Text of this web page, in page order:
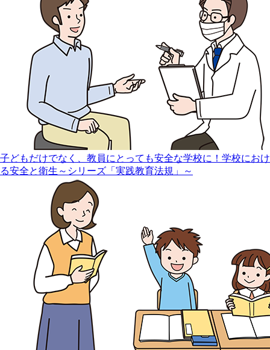
子どもだけでなく、教員にとっても安全な学校に！学校におけ
る安全と衛生～シリーズ「実践教育法規」～